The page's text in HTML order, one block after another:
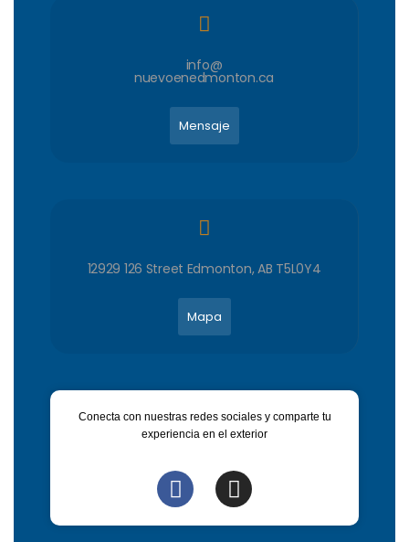
info@
nuevoenedmonton.ca
Mensaje
12929 126 Street Edmonton, AB T5L0Y4
Mapa
Conecta con nuestras redes sociales y comparte tu
experiencia en el exterior